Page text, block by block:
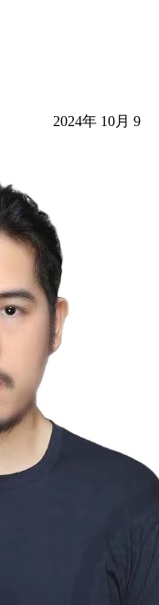
2024年 10月 9